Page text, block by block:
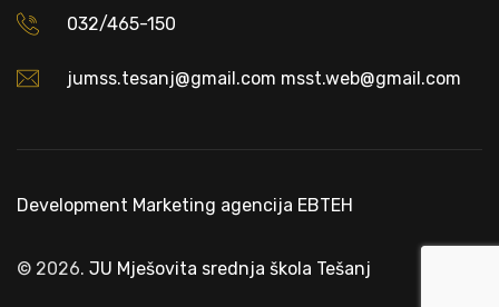
032/465-150
jumss.tesanj@gmail.com msst.web@gmail.com
© 2026. JU Mješovita srednja škola Tešanj
Development Marketing agencija EBTEH